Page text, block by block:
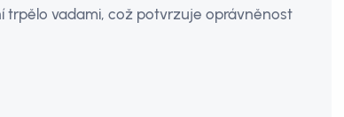
trpělo vadami, což potvrzuje oprávněnost